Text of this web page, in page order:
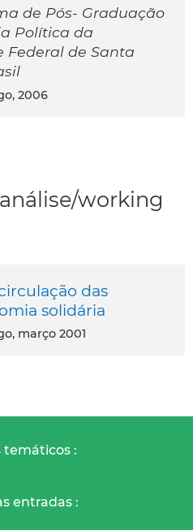
de Pós- Graduação
Política da
Federal de Santa
2006
working
das
solidária
março 2001
temáticos :
entradas :